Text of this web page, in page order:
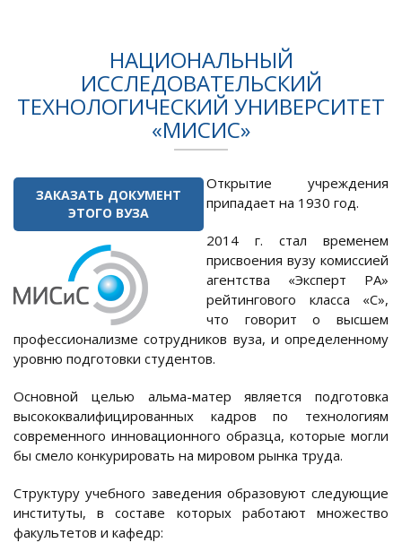
НАЦИОНАЛЬНЫЙ
ИССЛЕДОВАТЕЛЬСКИЙ
ТЕХНОЛОГИЧЕСКИЙ УНИВЕРСИТЕТ
«МИСИС»
ЗАКАЗАТЬ ДОКУМЕНТ
ЭТОГО ВУЗА
Открытие учреждения
припадает на 1930 год.
2014 г. стал временем
присвоения вузу комиссией
агентства «Эксперт РА»
рейтингового класса «С»,
что говорит о высшем
профессионализме сотрудников вуза, и определенному
уровню подготовки студентов.
Основной целью альма-матер является подготовка
высококвалифицированных кадров по технологиям
современного инновационного образца, которые могли
бы смело конкурировать на мировом рынка труда.
Структуру учебного заведения образовуют следующие
институты, в составе которых работают множество
факультетов и кафедр: